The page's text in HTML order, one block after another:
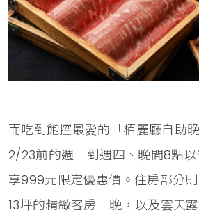
而吃到飽控最愛的「栢麗廳自助
2/23前的週一到週四、晚間8點
享999元限定優惠價。住房部分
13坪的精緻客房一晚，以及雲天